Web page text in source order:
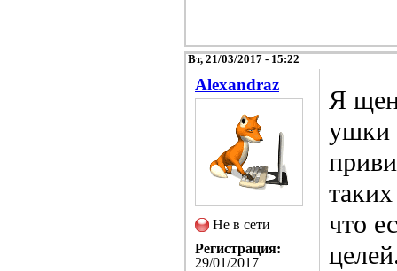
Вт, 21/03/2017 - 15:22
Alexandraz
Не в сети
Регистрация:
29/01/2017
Я
ушки
что